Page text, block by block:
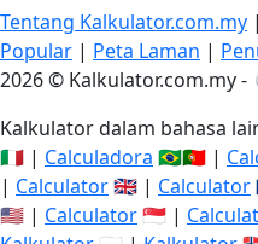
Tentang Kalkulator.com.my |
Popular | Peta Laman |
2026 © Kalkulator.com.my -
Kalkulator dalam bahasa
🇮🇹 | Calculadora 🇧🇷🇵🇹 |
| Calculator🇬🇧 | Calculator
🇺🇸 | Calculator🇸🇬 |